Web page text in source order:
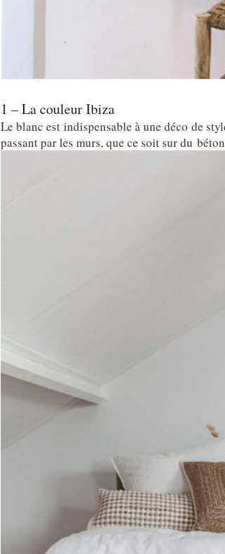
1 – La couleur Ibiza
Le blanc est indispensable à une déco de
passant par les murs, que ce soit sur du